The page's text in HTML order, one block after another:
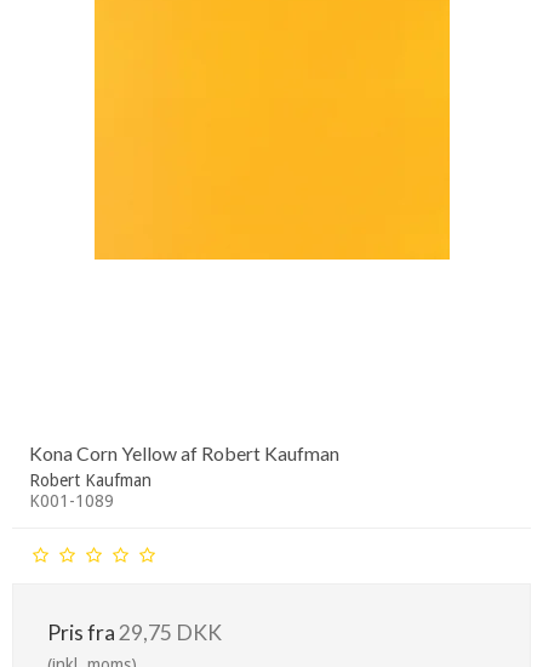
Kona Corn Yellow af Robert Kaufman
Robert Kaufman
K001-1089
Pris fra 29,75 DKK